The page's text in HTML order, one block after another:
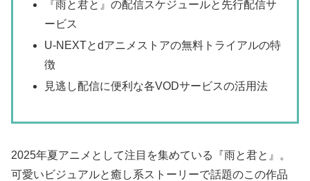
『雨と君と』の配信スケジュールと先行配信サ
ービス
U-NEXTとdアニメストアの無料トライアルの特
徴
見逃し配信に便利な各VODサービスの活用法
2025年夏アニメとして注目を集めている『雨と君と』。
可愛いビジュアルと癒し系ストーリーで話題のこの作品